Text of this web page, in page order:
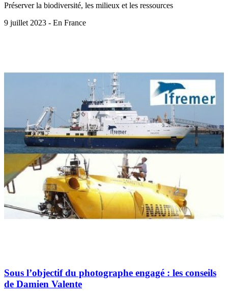
Préserver la biodiversité, les milieux et les ressources
9 juillet 2023 - En France
Sous l’objectif du photographe engagé : les conseils
de Damien Valente